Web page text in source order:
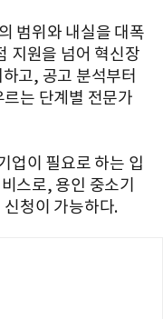
범위와 내실을 대폭
지원을 넘어 혁신장
고, 공고 분석부터
는 단계별 전문가
업이 필요로 하는 입
스로, 용인 중소기
청이 가능하다.